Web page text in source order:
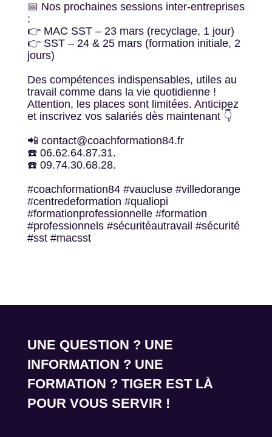
📅 Nos prochaines sessions inter-entreprises
:
👉 MAC SST – 23 mars (recyclage, 1 jour)
👉 SST – 24 & 25 mars (formation initiale, 2
jours)
Des compétences indispensables, utiles au
travail comme dans la vie quotidienne !
Attention, les places sont limitées. Anticipez
et inscrivez vos salariés dès maintenant 👇
📲 contact@coachformation84.fr
☎️ 06.62.64.87.31.
☎️ 09.74.30.68.28.
#coachformation84 #vaucluse #villedorange
#centredeformation #qualiopi
#formationprofessionnelle #formation
#professionnels #sécuritéautravail #sécurité
#sst #macsst
UNE QUESTION ? UNE
INFORMATION ? UNE
FORMATION ? TIGER EST LÀ
POUR VOUS SERVIR !